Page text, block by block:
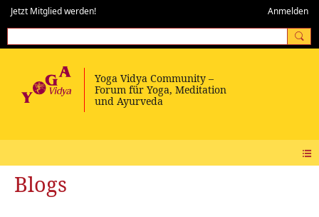
Jetzt Mitglied werden! Anmelden
Blogs